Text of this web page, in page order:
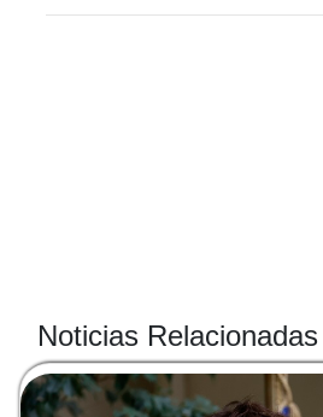
Noticias Relacionadas